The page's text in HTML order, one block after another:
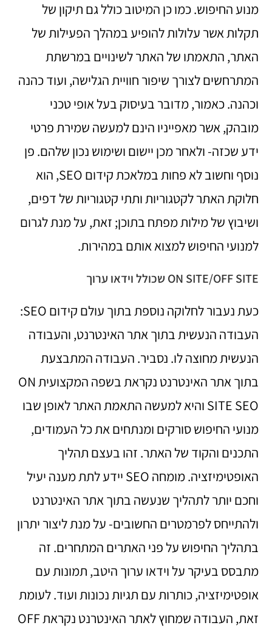
מנוע החיפוש. כמו כן המיטוב כולל גם תיקון של
תקלות אשר עלולות להופיע במהלך הפעילות של
האתר, התאמתו של האתר לשינויים במרשתת
המתרחשים לצורך שיפור חוויית הגלישה, ועוד כהנה
וכהנה. כאמור, מדובר בעיסוק בעל אופי טכני
מובהק, אשר מאפייניו הינם למעשה שמירת פרטי
ידע שכזה- ולאחר מכן יישום ושימוש נכון שלהם. פן
נוסף וחשוב לא פחות במלאכת קידום SEO, הוא
חלוקת האתר לקטגוריות ותתי קטגוריות של דפים,
ושיבוץ של מילות מפתח בתוכן; זאת, על מנת לגרום
למנועי החיפוש למצוא אותם במהירות.
ON SITE/OFF SITE שכולל וידאו ערוך
כעת נעבור לחלוקה נוספת בתוך עולם קידום SEO:
העבודה הנעשית בתוך אתר האינטרנט, והעבודה
הנעשית מחוצה לו. נסביר. העבודה המתבצעת
בתוך אתר האינטרנט נקראת בשפה המקצועית ON
SITE SEO והיא למעשה התאמת האתר לאופן שבו
מנועי החיפוש סורקים ומנתחים את כל העמודים,
התכנים והקוד של האתר. זהו בעצם תהליך
האופטימיזציה. מומחה SEO יידע לתת מענה יעיל
וחכם יותר לתהליך שנעשה בתוך אתר האינטרנט
ולהתייחס לפרמטרים החשובים- על מנת ליצור יתרון
בתהליך החיפוש על פני האתרים המתחרים. זה
מתבסס בעיקר על וידאו ערוך היטב, תמונות עם
אופטימיזציה, כותרות עם תגיות נכונות ועוד. לעומת
זאת, העבודה שמחוץ לאתר האינטרנט נקראת OFF